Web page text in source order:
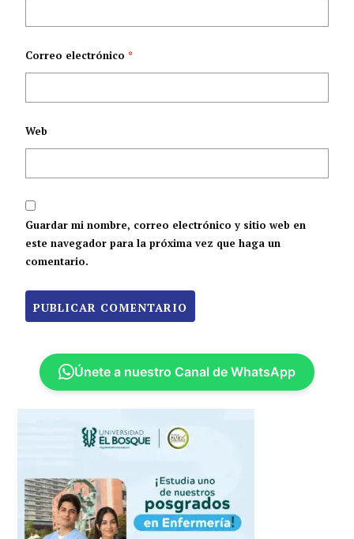
Correo electrónico*
Web
Guardar mi nombre, correo electrónico y sitio web en
este navegador para la próxima vez que haga un
comentario.
Únete a nuestro Canal de WhatsApp